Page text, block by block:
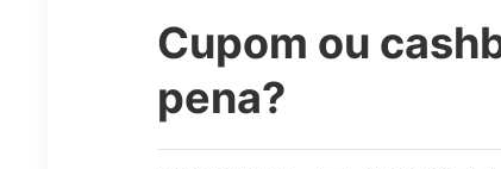
Cupom ou
pena?